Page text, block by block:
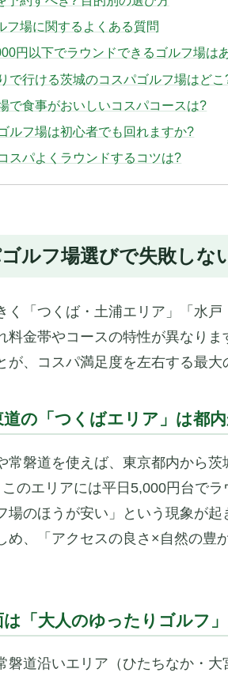
フ場に関するよくある質問
円以下でラウンドできるゴルフ場は
で行ける茨城のコスパゴルフ場はどこ
で食事がおいしいコスパコースは?
ルフ場は初心者でも回れますか?
スパよくラウンドするコツは?
ルフ場選びで失敗しな
く「つくば・土浦エリア」「水
料金帯やコースの特性が異なり
が、コスパ満足度を左右する最大
の「つくばエリア」は都
常磐道を使えば、東京都内から
のエリアには平日5,000円台で
場のほうが安い」という現象が
め、「アクセスの良さ×自然の豊
「大人のゆったりゴルフ
磐道沿いエリア（ひたちなか・